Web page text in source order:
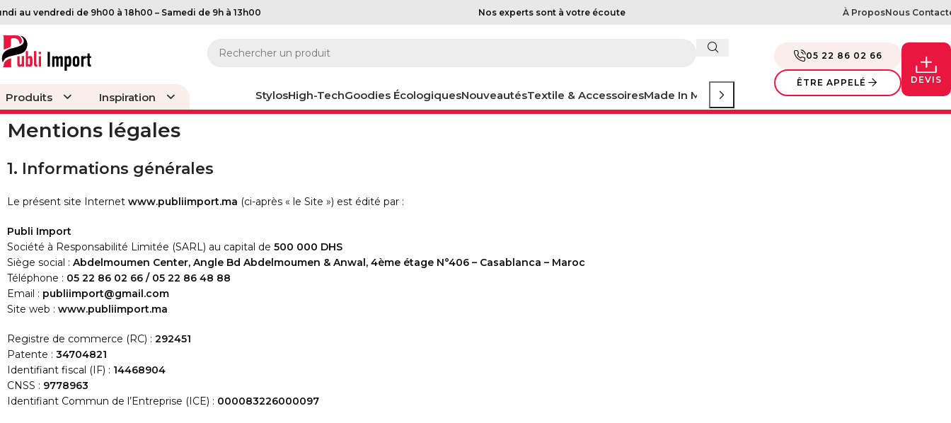
au vendredi de 9h00 à 18h00 – Samedi de 9h à 13h00 Nos experts sont à votre écoute À ProposNous
Produits
Stylos VIP
Crayons publicitaires
Inspiration StylosHigh-TechGoodies ÉcologiquesNouveautésTextile & AccessoiresMade In Morocco Evénement
05 22 86 02 66
ÊTRE APPELÉ DEVIS
Mentions légales
1. Informations générales
Le présent site Internet www.publiimport.ma (ci-après « le Site ») est édité par :
Publi Import
Société à Responsabilité Limitée (SARL) au capital de 500 000 DHS
Siège social : Abdelmoumen Center, Angle Bd Abdelmoumen & Anwal, 4ème étage N°406 – Casablanca – Maroc
Téléphone : 05 22 86 02 66 / 05 22 86 48 88
Email : publiimport@gmail.com
Site web : www.publiimport.ma
Registre de commerce (RC) : 292451
Patente : 34704821
Identifiant fiscal (IF) : 14468904
CNSS : 9778963
Identifiant Commun de l’Entreprise (ICE) : 000083226000097